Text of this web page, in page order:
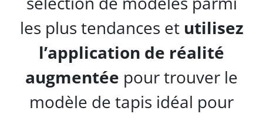
les plus tendances et utilisez
l’application de réalité
augmentée pour trouver le
modèle de tapis idéal pour